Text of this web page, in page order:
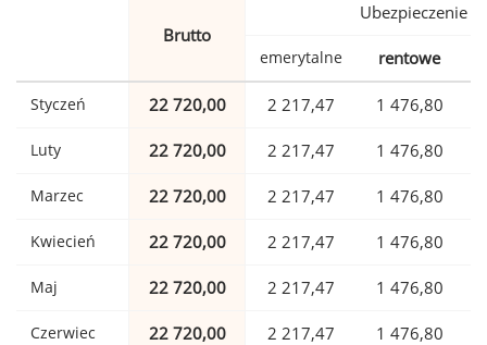
Brutto
Ubezpieczenie
emerytalne rentowe
Styczeń 22 720,00 2 217,47 1 476,80
Luty 22 720,00 2 217,47 1 476,80
Marzec 22 720,00 2 217,47 1 476,80
Kwiecień 22 720,00 2 217,47 1 476,80
Maj 22 720,00 2 217,47 1 476,80
Czerwiec 22 720,00 2 217,47 1 476,80